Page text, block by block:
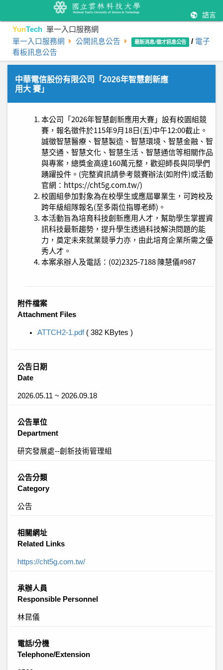
語言
YunTech 單一入口服務網
單一入口服務網 公開訊息公告 最新消息/徵才訊息公告 / 電子
看板訊息公告
中華電信股份有限公司「2026年智慧創新應
用大 賽」
本公司「2026年智慧創新應用大賽」設有校園組競
賽，報名徵件於115年9月18日(五)中午12:00截止。
誠徵智慧醫療、智慧製造、智慧環境、智慧金融、智
慧交通、智慧文化、智慧生活、智慧通信等相關作品
與專案，總獎金高達160萬元整，歡迎師長與同學們
踴躍投件。(完整資訊請參考競賽辦法(如附件)或活動
官網：https://cht5g.com.tw/)
校園組參加對象為在校學生或應屆畢業生，可跨校及
跨年級組隊報名(至多兩位指導老師)。
本活動旨為培育科技創新應用人才，幫助學生掌握資
訊科技最新趨勢，提升學生透過科技解決問題的能
力，奠定未來就業競爭力亦，由此培育企業所需之優
秀人才。
本案承辦人及電話：(02)2325-7188 陳慧儀#987
附件檔案
Attachment Files
ATTCH2-1.pdf ( 382 KBytes )
公告日期
Date
2026.05.11 ~ 2026.09.18
公告單位
Department
研究發展處--創新技術管理組
公告分類
Category
公告
相關網址
Related Links
https://cht5g.com.tw/
承辦人員
Responsible Personnel
林昆儀
電話/分機
Telephone/Extension